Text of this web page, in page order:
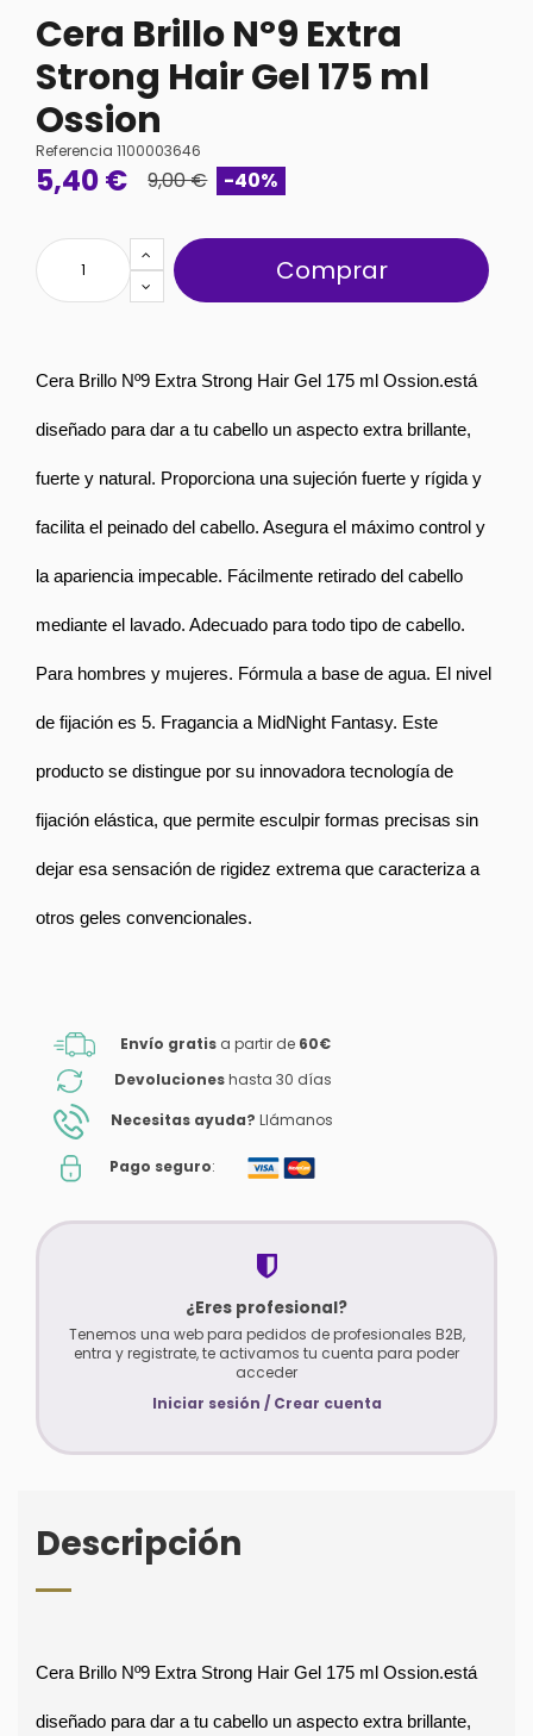
Cera Brillo Nº9 Extra
Strong Hair Gel 175 ml
Ossion
Referencia 1100003646
5,40 € 9,00 € -40%
Comprar
Cera Brillo Nº9 Extra Strong Hair Gel 175 ml Ossion.está
diseñado para dar a tu cabello un aspecto extra brillante,
fuerte y natural. Proporciona una sujeción fuerte y rígida y
facilita el peinado del cabello. Asegura el máximo control y
la apariencia impecable. Fácilmente retirado del cabello
mediante el lavado. Adecuado para todo tipo de cabello.
Para hombres y mujeres. Fórmula a base de agua. El nivel
de fijación es 5. Fragancia a MidNight Fantasy. Este
producto se distingue por su innovadora tecnología de
fijación elástica, que permite esculpir formas precisas sin
dejar esa sensación de rigidez extrema que caracteriza a
otros geles convencionales.
Envío gratis a partir de 60€
Devolucioneshasta 30 días
Necesitas ayuda? Llámanos
Pago seguro:
¿Eres profesional?
Tenemos una web para pedidos de profesionales B2B,
entra y registrate, te activamos tu cuenta para poder
acceder
Iniciar sesión / Crear cuenta
Descripción
Cera Brillo Nº9 Extra Strong Hair Gel 175 ml Ossion.está
diseñado para dar a tu cabello un aspecto extra brillante,